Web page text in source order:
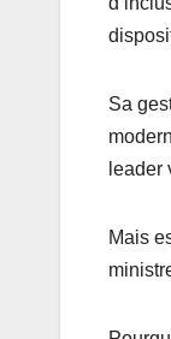
Sa
leader
Mais